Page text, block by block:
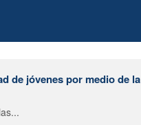
de jóvenes por medio de la